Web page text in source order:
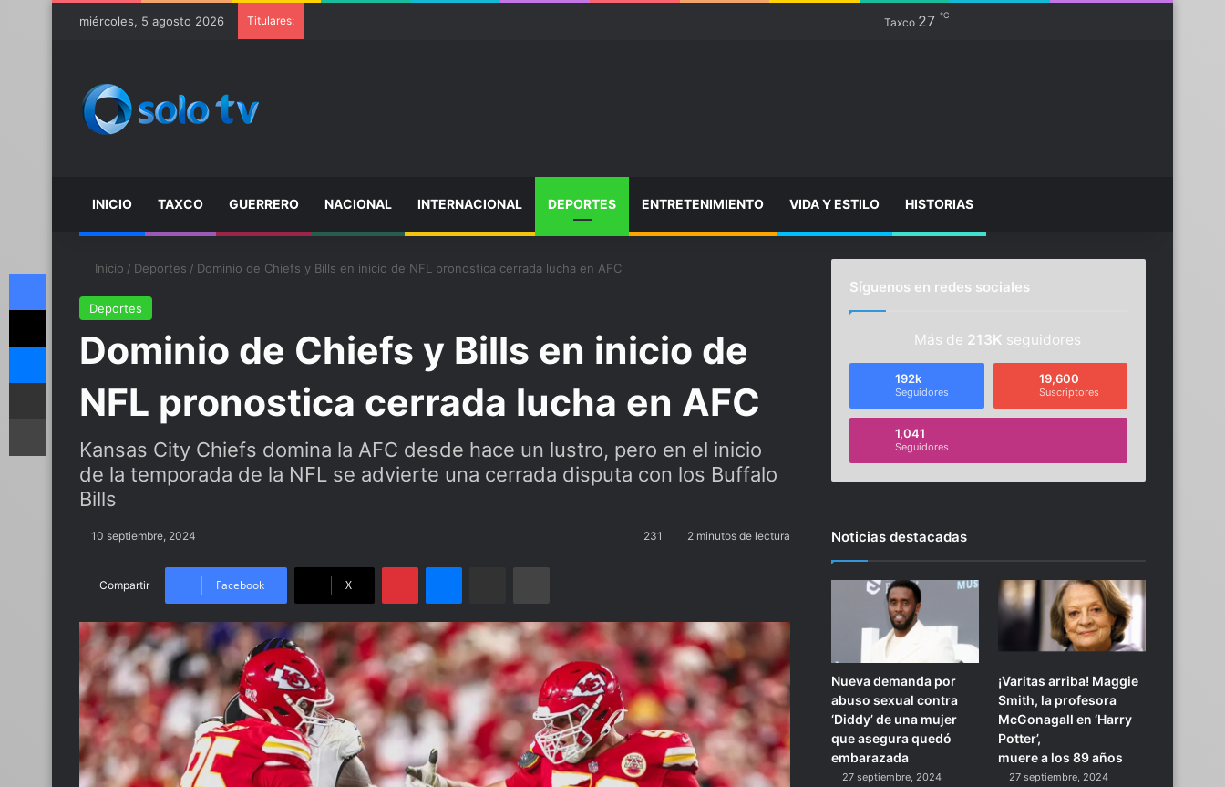
miércoles, 5 agosto 2026 Titulares: Taxco 27 ℃
INICIO TAXCO GUERRERO NACIONAL INTERNACIONAL DEPORTES ENTRETENIMIENTO VIDA Y ESTILO HISTORIAS
Inicio / Deportes / Dominio de Chiefs y Bills en inicio de NFL pronostica cerrada lucha en AFC
Deportes
Dominio de Chiefs y Bills en inicio de
NFL pronostica cerrada lucha en AFC
Kansas City Chiefs domina la AFC desde hace un lustro, pero en el inicio
de la temporada de la NFL se advierte una cerrada disputa con los Buffalo
Bills
10 septiembre, 2024 231 2 minutos de lectura
Compartir Facebook X
PinterestMessenger
Compartir por email Imprimir
Síguenos en redes sociales
Más de 213K seguidores
192k
Seguidores
19,600
Suscriptores
1,041
Seguidores
Noticias destacadas
Nueva demanda por
abuso sexual contra
‘Diddy’ de una mujer
que asegura quedó
embarazada
27 septiembre, 2024
¡Varitas arriba! Maggie
Smith, la profesora
McGonagall en ‘Harry
Potter’,
muere a los 89 años
27 septiembre, 2024
Facebook
X
Messenger
Compartir por email
Imprimir